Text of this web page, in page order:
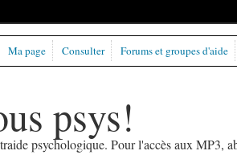
psychologique. Pour l'accès aux MP3,
Ma page Consulter Forums et groupes d'aide